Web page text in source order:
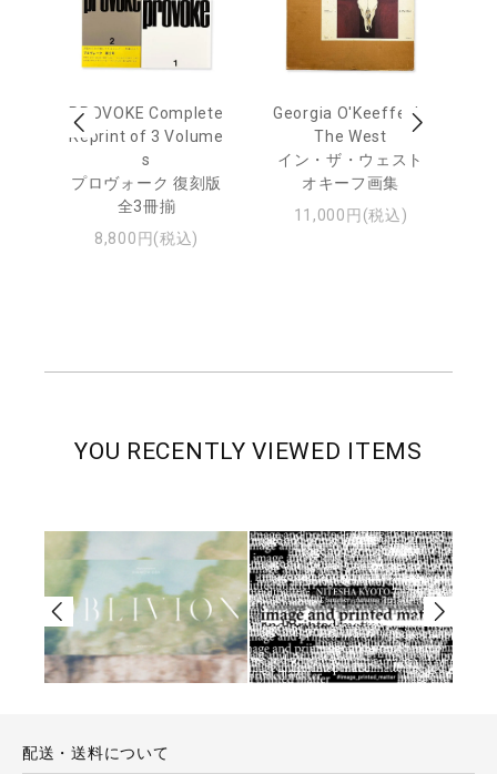
PROVOKE Complete
Reprint of 3 Volume
s
プロヴォーク 復刻版
全3冊揃
8,800円(税込)
Georgia O'Keeffe: In
The West
イン・ザ・ウェスト
オキーフ画集
11,000円(税込)
YOU RECENTLY VIEWED ITEMS
配送・送料について